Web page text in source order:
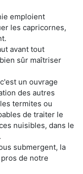
emploient
les capricornes,
avant tout
sûr maîtriser
un ouvrage
des autres
termites ou
de traiter le
nuisibles, dans le
submergent, la
de notre